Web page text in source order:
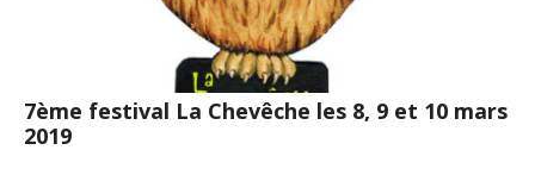
7ème festival La Chevêche les 8, 9 et 10 mars
2019